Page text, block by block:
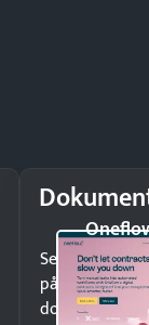
Send
på minutter
dokumenter.